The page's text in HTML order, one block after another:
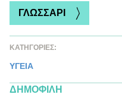
ΓΛΩΣΣΑΡΙ
ΚΑΤΗΓΟΡΙΕΣ:
ΥΓΕΙΑ
ΔΗΜΟΦΙΛΗ